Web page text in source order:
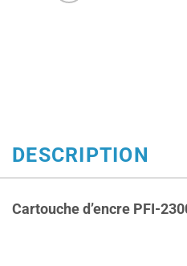
DESCRIPTION
Cartouche d’encre PFI-